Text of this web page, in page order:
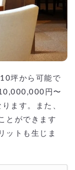
坪から可能で
円〜
ます。また、
とができます
ットも生じま